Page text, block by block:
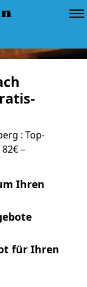
: Top-
–
Ihren
für Ihren